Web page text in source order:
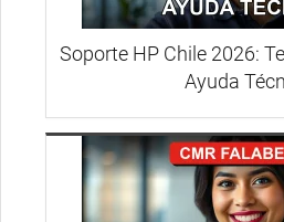
Soporte HP Chile 2026:
Ayuda